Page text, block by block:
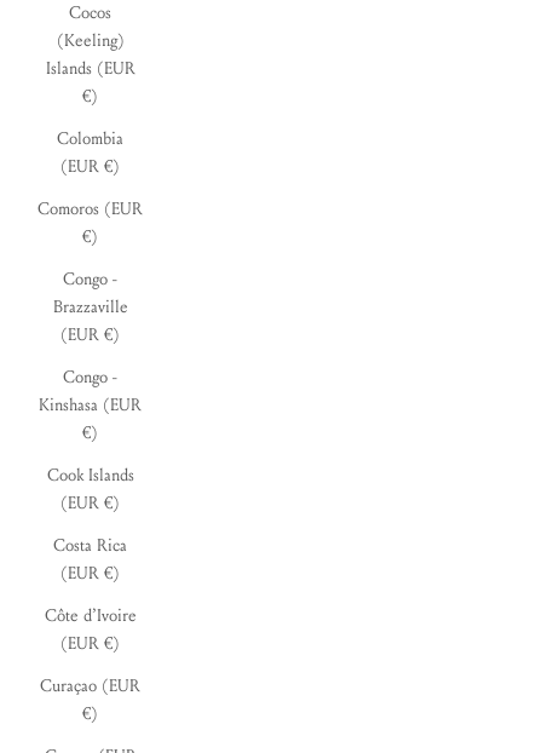
Cocos
(Keeling)
Islands (EUR
€)
Colombia
(EUR €)
Comoros (EUR
€)
Congo -
Brazzaville
(EUR €)
Congo -
Kinshasa (EUR
€)
Cook Islands
(EUR €)
Costa Rica
(EUR €)
Côte d’Ivoire
(EUR €)
Curaçao (EUR
€)